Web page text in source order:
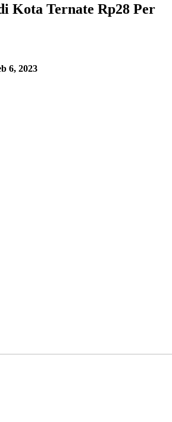
Kota Ternate Rp28 Per
6, 2023